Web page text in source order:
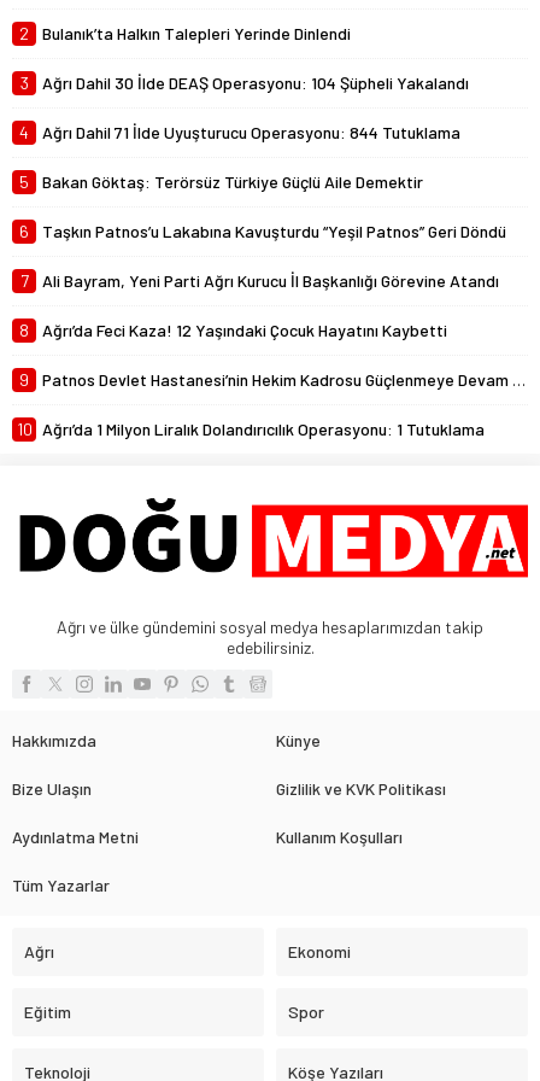
2 Bulanık’ta Halkın Talepleri Yerinde Dinlendi
3 Ağrı Dahil 30 İlde DEAŞ Operasyonu: 104 Şüpheli Yakalandı
4 Ağrı Dahil 71 İlde Uyuşturucu Operasyonu: 844 Tutuklama
5 Bakan Göktaş: Terörsüz Türkiye Güçlü Aile Demektir
6 Taşkın Patnos’u Lakabına Kavuşturdu “Yeşil Patnos” Geri Döndü
7 Ali Bayram, Yeni Parti Ağrı Kurucu İl Başkanlığı Görevine Atandı
8 Ağrı’da Feci Kaza! 12 Yaşındaki Çocuk Hayatını Kaybetti
9 Patnos Devlet Hastanesi’nin Hekim Kadrosu Güçlenmeye Devam Ediyor
10 Ağrı’da 1 Milyon Liralık Dolandırıcılık Operasyonu: 1 Tutuklama
Ağrı ve ülke gündemini sosyal medya hesaplarımızdan takip
edebilirsiniz.
Hakkımızda Künye
Bize Ulaşın Gizlilik ve KVK Politikası
Aydınlatma Metni Kullanım Koşulları
Tüm Yazarlar
Ağrı Ekonomi
Eğitim Spor
Teknoloji Köşe Yazıları